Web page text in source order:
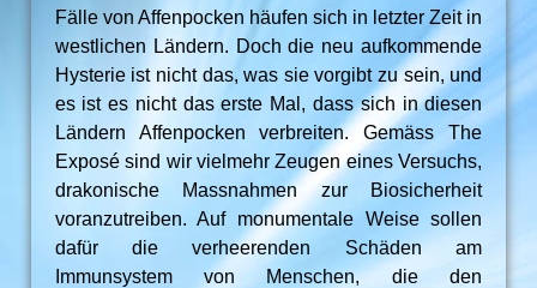
Fälle von Affenpocken häufen sich in letzter Zeit in
westlichen Ländern. Doch die neu aufkommende
Hysterie ist nicht das, was sie vorgibt zu sein, und
es ist es nicht das erste Mal, dass sich in diesen
Ländern Affenpocken verbreiten. Gemäss The
Exposé sind wir vielmehr Zeugen eines Versuchs,
drakonische Massnahmen zur Biosicherheit
voranzutreiben. Auf monumentale Weise sollen
dafür die verheerenden Schäden am
Immunsystem von Menschen, die den